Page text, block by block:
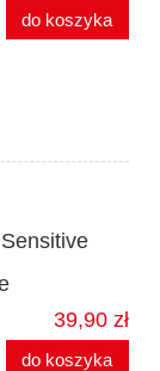
do koszyka
39,90 zł
do koszyka